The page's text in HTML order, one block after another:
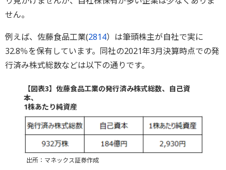
せん。
例えば、佐藤食品工業(2814）は筆頭株主が自社で実に
32.8％を保有しています。同社の2021年3月決算時点での発
行済み株式総数などは以下の通りです。
【図表3】佐藤食品工業の発行済み株式総数、自己資
本、
1株あたり純資産
出所：マネックス証券作成